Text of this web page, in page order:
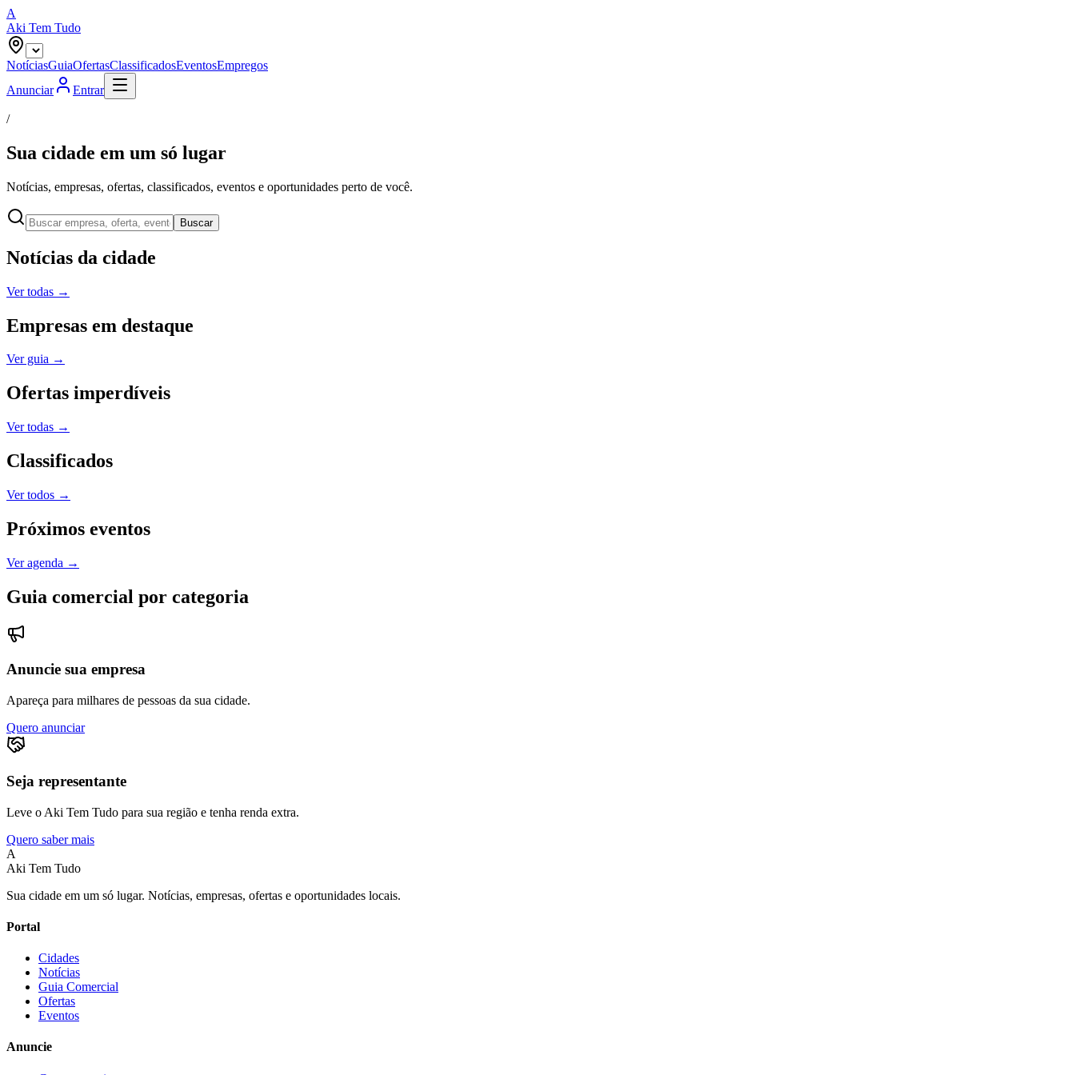
A
Aki Tem Tudo
NotíciasGuiaOfertasClassificadosEventosEmpregos
Anunciar
Entrar
/
Sua cidade em um só lugar
Notícias, empresas, ofertas, classificados, eventos e oportunidades perto de você.
Buscar
Notícias da cidade
Ver todas →
Empresas em destaque
Ver guia →
Ofertas imperdíveis
Ver todas →
Classificados
Ver todos →
Próximos eventos
Ver agenda →
Guia comercial por categoria
Anuncie sua empresa
Apareça para milhares de pessoas da sua cidade.
Quero anunciar
Seja representante
Leve o Aki Tem Tudo para sua região e tenha renda extra.
Quero saber mais
A
Aki Tem Tudo
Sua cidade em um só lugar. Notícias, empresas, ofertas e oportunidades locais.
Portal
Cidades
Notícias
Guia Comercial
Ofertas
Eventos
Anuncie